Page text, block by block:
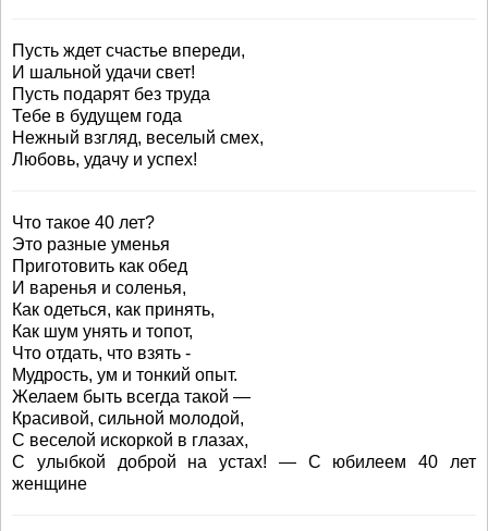
Пусть ждет счастье впереди,
И шальной удачи свет!
Пусть подарят без труда
Тебе в будущем года
Нежный взгляд, веселый смех,
Любовь, удачу и успех!
Что такое 40 лет?
Это разные уменья
Приготовить как обед
И варенья и соленья,
Как одеться, как принять,
Как шум унять и топот,
Что отдать, что взять -
Мудрость, ум и тонкий опыт.
Желаем быть всегда такой —
Красивой, сильной молодой,
С веселой искоркой в глазах,
С улыбкой доброй на устах! — С юбилеем 40 лет
женщине